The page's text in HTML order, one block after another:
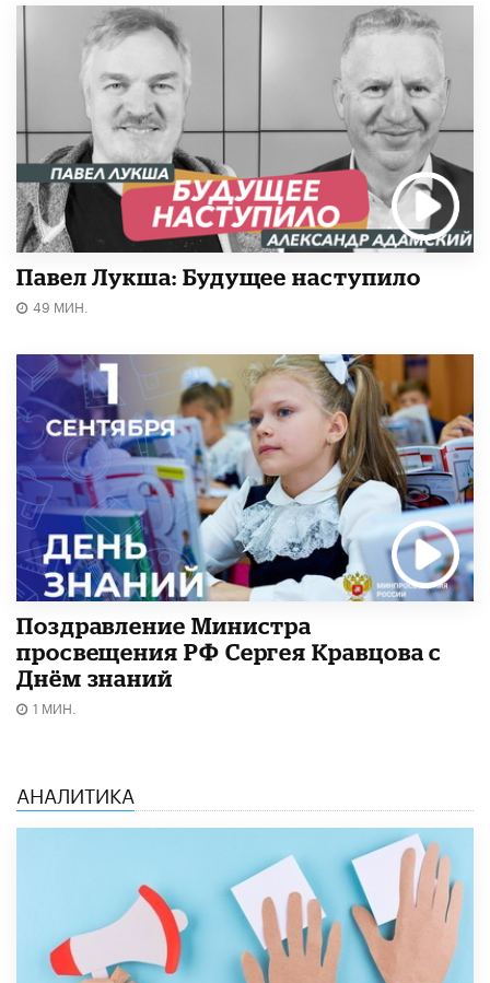
Павел Лукша: Будущее наступило
49 МИН.
Поздравление Министра
просвещения РФ Сергея Кравцова с
Днём знаний
1 МИН.
АНАЛИТИКА